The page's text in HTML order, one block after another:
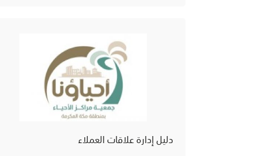
دليل إدارة علاقات العملاء